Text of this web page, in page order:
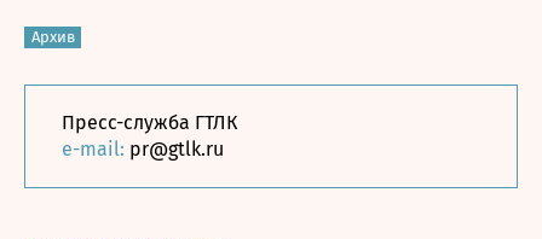
Архив
Пресс-служба ГТЛК
e-mail: pr@gtlk.ru